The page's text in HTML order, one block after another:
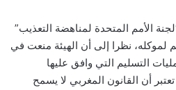
الأمم المتحدة لمناهضة التعذيب”
لموكله، نظرا إلى أن الهيئة منعت في
التسليم التي وافق عليها
أن القانون المغربي لا يسمح